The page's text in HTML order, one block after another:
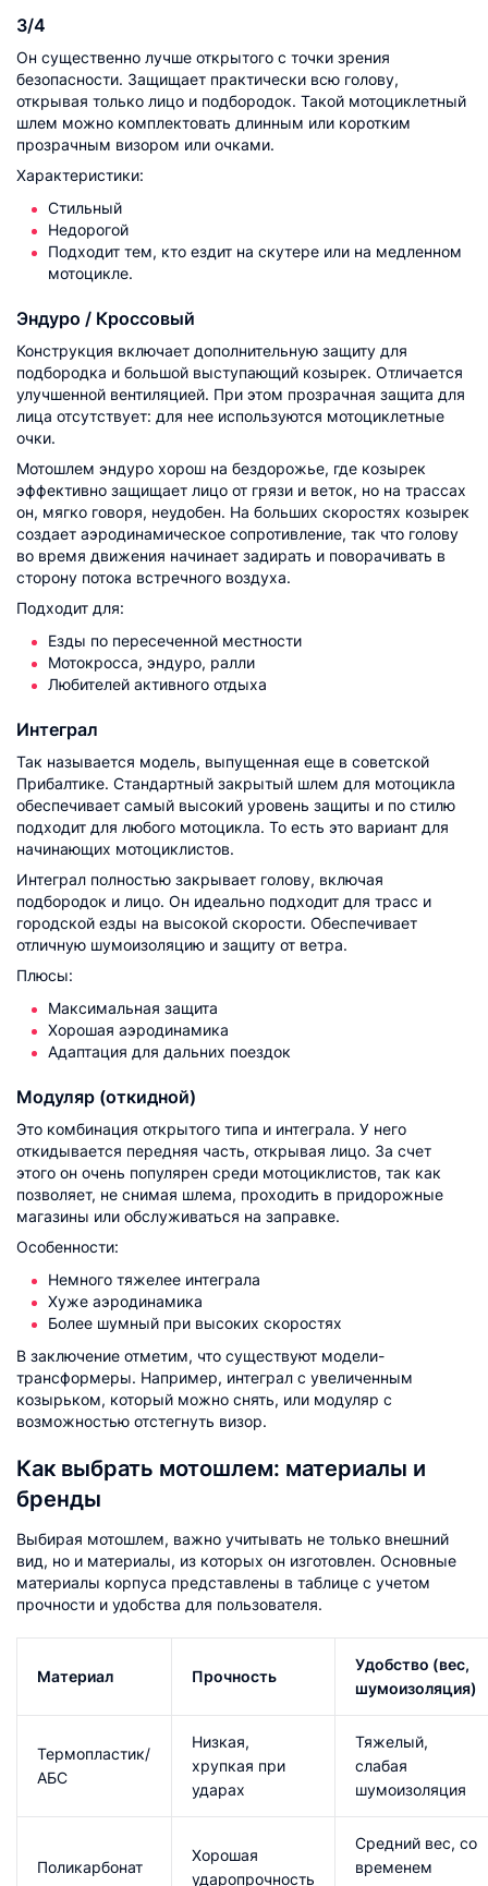
3/4
Он существенно лучше открытого с точки зрения
безопасности. Защищает практически всю голову,
открывая только лицо и подбородок. Такой мотоциклетный
шлем можно комплектовать длинным или коротким
прозрачным визором или очками.
Характеристики:
Стильный
Недорогой
Подходит тем, кто ездит на скутере или на медленном
мотоцикле.
Эндуро / Кроссовый
Конструкция включает дополнительную защиту для
подбородка и большой выступающий козырек. Отличается
улучшенной вентиляцией. При этом прозрачная защита для
лица отсутствует: для нее используются мотоциклетные
очки.
Мотошлем эндуро хорош на бездорожье, где козырек
эффективно защищает лицо от грязи и веток, но на трассах
он, мягко говоря, неудобен. На больших скоростях козырек
создает аэродинамическое сопротивление, так что голову
во время движения начинает задирать и поворачивать в
сторону потока встречного воздуха.
Подходит для:
Езды по пересеченной местности
Мотокросса, эндуро, ралли
Любителей активного отдыха
Интеграл
Так называется модель, выпущенная еще в советской
Прибалтике. Стандартный закрытый шлем для мотоцикла
обеспечивает самый высокий уровень защиты и по стилю
подходит для любого мотоцикла. То есть это вариант для
начинающих мотоциклистов.
Интеграл полностью закрывает голову, включая
подбородок и лицо. Он идеально подходит для трасс и
городской езды на высокой скорости. Обеспечивает
отличную шумоизоляцию и защиту от ветра.
Плюсы:
Максимальная защита
Хорошая аэродинамика
Адаптация для дальних поездок
Модуляр (откидной)
Это комбинация открытого типа и интеграла. У него
откидывается передняя часть, открывая лицо. За счет
этого он очень популярен среди мотоциклистов, так как
позволяет, не снимая шлема, проходить в придорожные
магазины или обслуживаться на заправке.
Особенности:
Немного тяжелее интеграла
Хуже аэродинамика
Более шумный при высоких скоростях
В заключение отметим, что существуют модели-
трансформеры. Например, интеграл с увеличенным
козырьком, который можно снять, или модуляр с
возможностью отстегнуть визор.
Как выбрать мотошлем: материалы и
бренды
Выбирая мотошлем, важно учитывать не только внешний
вид, но и материалы, из которых он изготовлен. Основные
материалы корпуса представлены в таблице с учетом
прочности и удобства для пользователя.
Материал Прочность
Удобство (вес,
шумоизоляция)
Термопластик/
АБС
Низкая,
хрупкая при
ударах​
Тяжелый,
слабая
шумоизоляция​
Поликарбонат
Хорошая
ударопрочность​
Средний вес, со
временем